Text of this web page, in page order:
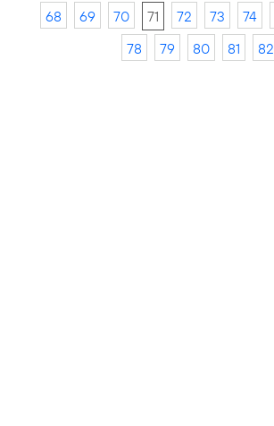
68
69 70 71 72 73 74
78
79 80 81 82